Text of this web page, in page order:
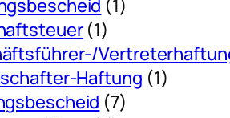
(1)
(1)
Haftung (1)
(7)